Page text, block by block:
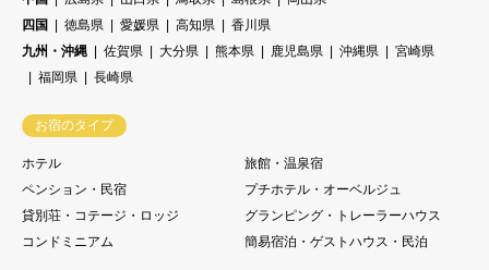
四国
徳島県 愛媛県 高知県
香川県
九州・沖縄
佐賀県 大分県 熊本県 鹿児島県 沖縄県
宮崎県
福岡県
長崎県
お宿のタイプ
ホテル
旅館・温泉宿
ペンション・民宿
プチホテル・オーベルジュ
貸別荘・コテージ・ロッジ
グランピング・トレーラーハウス
コンドミニアム
簡易宿泊・ゲストハウス・民泊